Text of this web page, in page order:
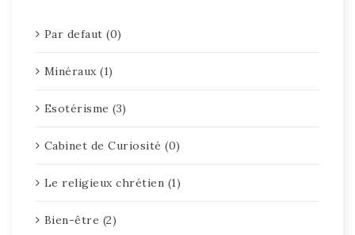
Par defaut (0)
Minéraux (1)
Esotérisme (3)
Cabinet de Curiosité (0)
Le religieux chrétien (1)
Bien-être (2)